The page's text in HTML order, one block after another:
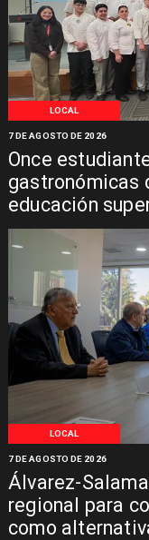
LOCAL
Once
gastronómicas
educación
7 DE AGOSTO DE 2026
LOCAL
Álvarez-
regional para
como
7 DE AGOSTO DE 2026